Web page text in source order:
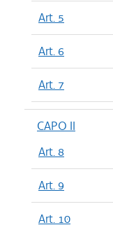
Art. 5
Art. 6
Art. 7
CAPO II
Art. 8
Art. 9
Art. 10